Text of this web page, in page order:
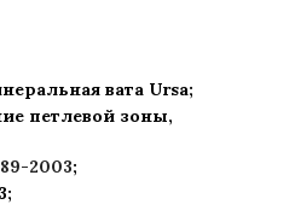
вата Ursa;
петлевой зоны,
2003;
;